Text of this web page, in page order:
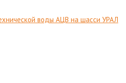
воды АЦВ на шасси УРАЛ